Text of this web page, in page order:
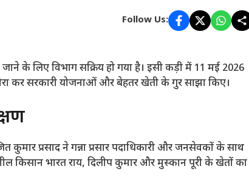
Follow Us:
जाने के लिए विभाग सक्रिय हो गया है। इसी कड़ी में 11 मई 2026
कर सरकारी योजनाओं और बेहतर खेती के गुर साझा किए।
प्रसाद ने गन्ना प्रसार पदाधिकारी और जनसेवकों के साथ
किसान भारत राय, दिलीप कुमार और मुस्कान पूरी के खेतों का